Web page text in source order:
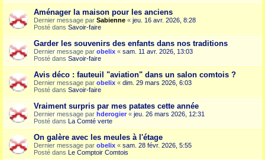
Aménager la maison pour les anciens
Dernier message par Sabienne « jeu. 16 avr. 2026, 8:28
Posté dans Savoir-faire
Garder les souvenirs des enfants dans nos traditions
Dernier message par obelix « sam. 11 avr. 2026, 13:03
Posté dans Savoir-faire
Avis déco : fauteuil "aviation" dans un salon comtois ?
Dernier message par obelix « dim. 29 mars 2026, 6:03
Posté dans Savoir-faire
Vraiment surpris par mes patates cette année
Dernier message par hderogier « jeu. 26 mars 2026, 12:31
Posté dans La Comté verte
On galère avec les meules à l'étage
Dernier message par obelix « sam. 28 févr. 2026, 5:55
Posté dans Le Comptoir Comtois